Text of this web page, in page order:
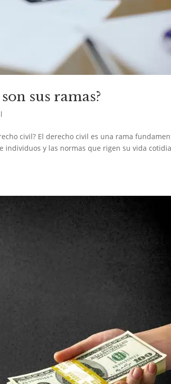
sus ramas?
civil? El derecho civil es una rama
individuos y las normas que rigen su vida